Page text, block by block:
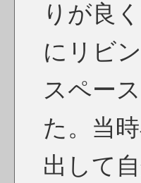
りが良
にリビ
スペー
た。当
出して